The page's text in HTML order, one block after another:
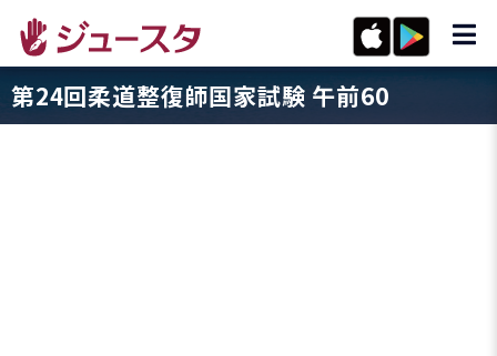
第24回柔道整復師国家試験 午前60